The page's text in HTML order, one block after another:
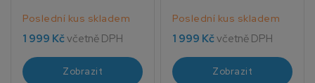
Poslední kus skladem
1 999 Kčvčetně DPH
Zobrazit
Poslední kus skladem
1 999 Kčvčetně DPH
Zobrazit